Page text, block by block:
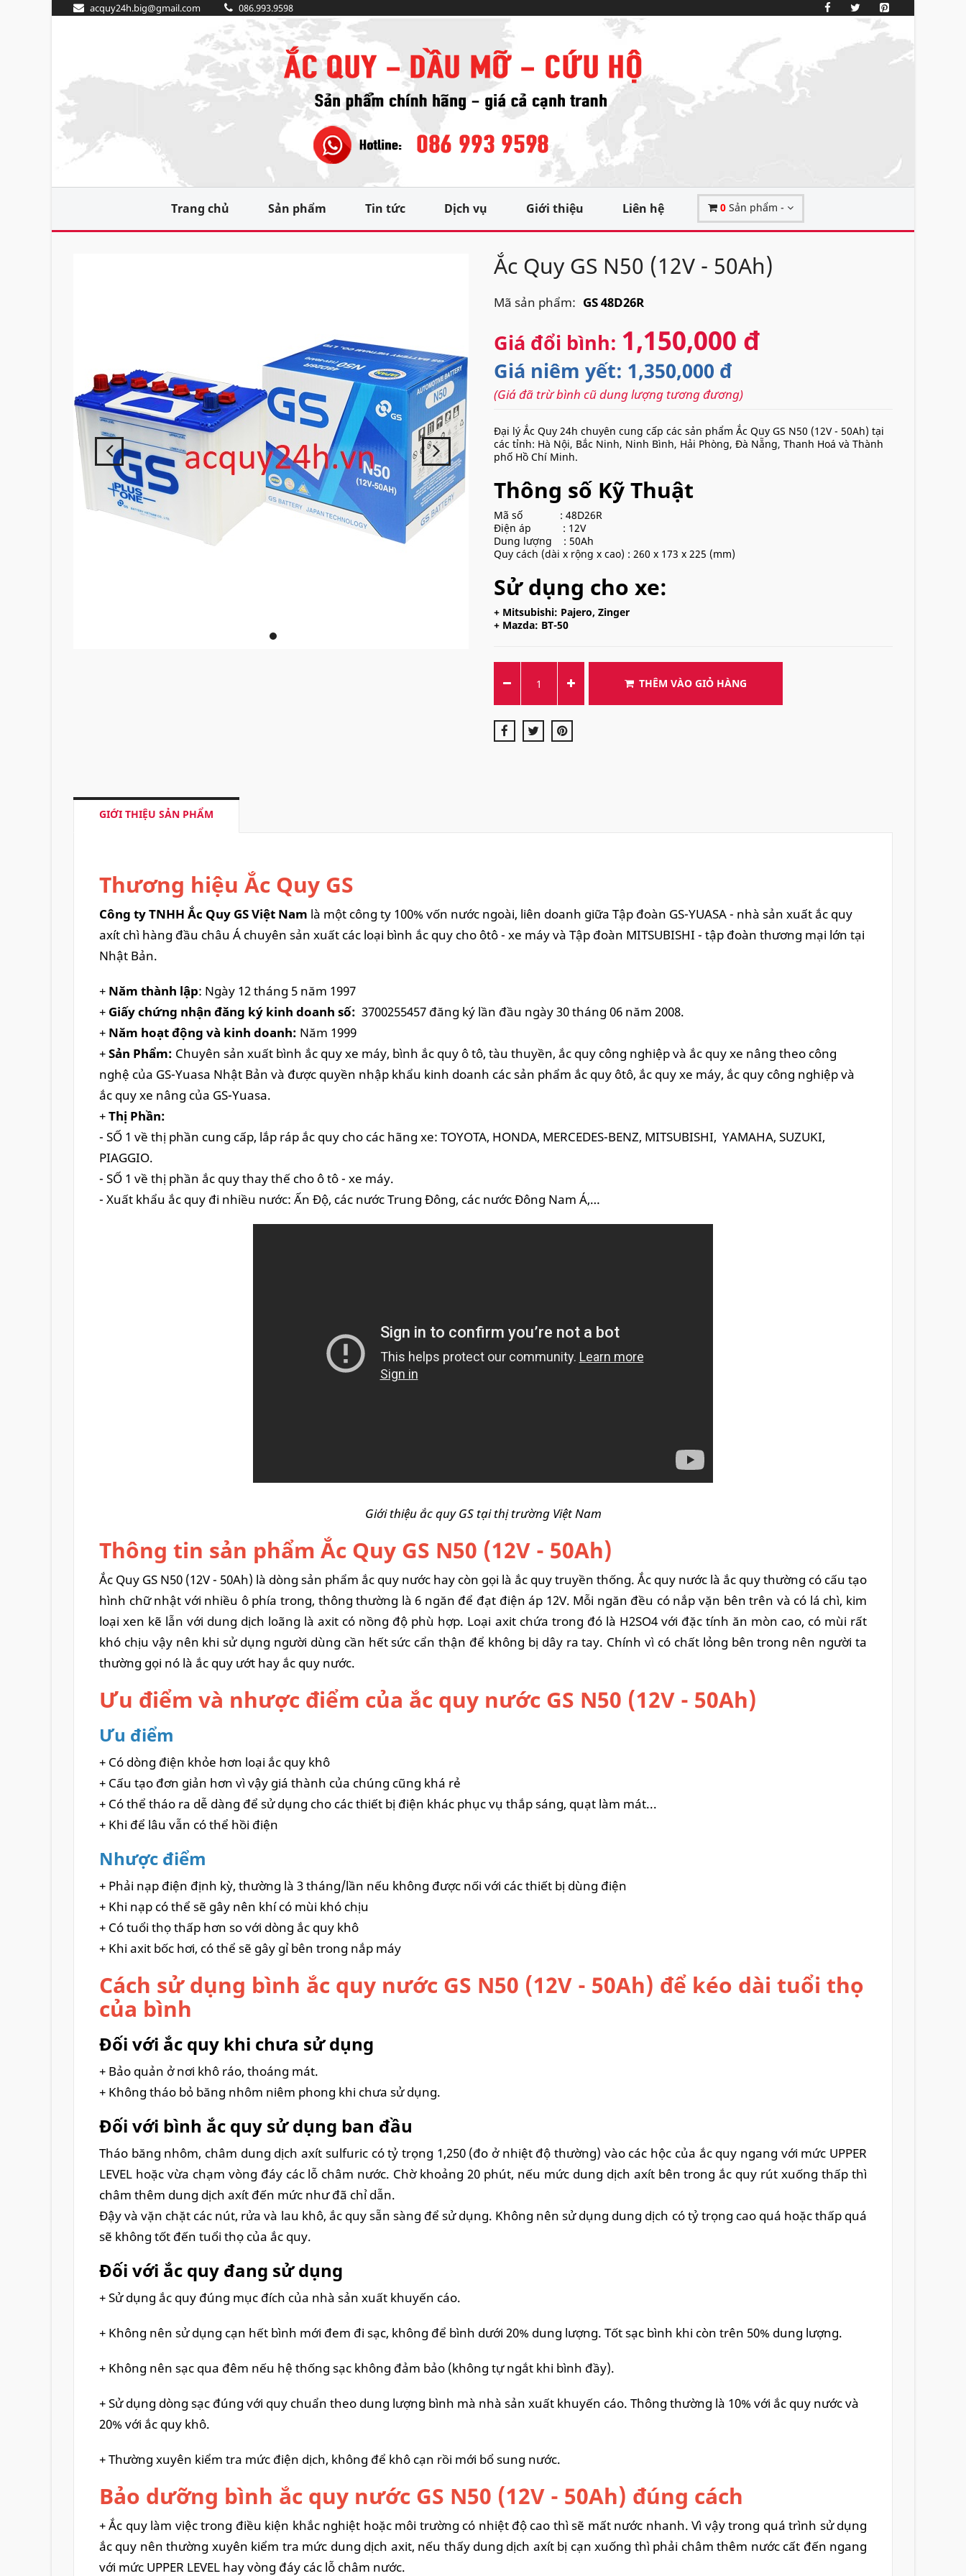
acquy24h.big@gmail.com 086.993.9598
Trang chủ Sản phẩm Tin tức Dịch vụ Giới thiệu Liên hệ 0Sản phẩm -
Ắc Quy GS N50 (12V - 50Ah)
Mã sản phẩm: GS 48D26R
Giá đổi bình: 1,150,000 đ
Giá niêm yết: 1,350,000 đ
(Giá đã trừ bình cũ dung lượng tương đương)
Đại lý Ắc Quy 24h chuyên cung cấp các sản phẩm Ắc Quy GS N50 (12V - 50Ah) tại
các tỉnh: Hà Nội, Bắc Ninh, Ninh Bình, Hải Phòng, Đà Nẵng, Thanh Hoá và Thành
phố Hồ Chí Minh.
Thông số Kỹ Thuật
Mã số : 48D26R
Điện áp : 12V
Dung lượng : 50Ah
Quy cách (dài x rộng x cao) : 260 x 173 x 225 (mm)
Sử dụng cho xe:
+ Mitsubishi: Pajero, Zinger
+ Mazda: BT-50
THÊM VÀO GIỎ HÀNG
GIỚI THIỆU SẢN PHẨM
Thương hiệu Ắc Quy GS
Công ty TNHH Ắc Quy GS Việt Nam là một công ty 100% vốn nước ngoài, liên doanh giữa Tập đoàn GS-YUASA - nhà sản xuất ắc quy
axít chì hàng đầu châu Á chuyên sản xuất các loại bình ắc quy cho ôtô - xe máy và Tập đoàn MITSUBISHI - tập đoàn thương mại lớn tại
Nhật Bản.
+ Năm thành lập: Ngày 12 tháng 5 năm 1997
+ Giấy chứng nhận đăng ký kinh doanh số: 3700255457 đăng ký lần đầu ngày 30 tháng 06 năm 2008.
+ Năm hoạt động và kinh doanh: Năm 1999
+Sản Phẩm: Chuyên sản xuất bình ắc quy xe máy, bình ắc quy ô tô, tàu thuyền, ắc quy công nghiệp và ắc quy xe nâng theo công
nghệ của GS-Yuasa Nhật Bản và được quyền nhập khẩu kinh doanh các sản phẩm ắc quy ôtô, ắc quy xe máy, ắc quy công nghiệp và
ắc quy xe nâng của GS-Yuasa.
+Thị Phần:
- SỐ 1 về thị phần cung cấp, lắp ráp ắc quy cho các hãng xe: TOYOTA, HONDA, MERCEDES-BENZ, MITSUBISHI, YAMAHA, SUZUKI,
PIAGGIO.
- SỐ 1 về thị phần ắc quy thay thế cho ô tô - xe máy.
- Xuất khẩu ắc quy đi nhiều nước: Ấn Độ, các nước Trung Đông, các nước Đông Nam Á,…
Giới thiệu ắc quy GS tại thị trường Việt Nam
Thông tin sản phẩm Ắc Quy GS N50 (12V - 50Ah)
Ắc Quy GS N50 (12V - 50Ah) là dòng sản phẩm ắc quy nước hay còn gọi là ắc quy truyền thống. Ắc quy nước là ắc quy thường có cấu tạo
hình chữ nhật với nhiều ô phía trong, thông thường là 6 ngăn để đạt điện áp 12V. Mỗi ngăn đều có nắp vặn bên trên và có lá chì, kim
loại xen kẽ lẫn với dung dịch loãng là axit có nồng độ phù hợp. Loại axit chứa trong đó là H2SO4 với đặc tính ăn mòn cao, có mùi rất
khó chịu vậy nên khi sử dụng người dùng cần hết sức cẩn thận để không bị dây ra tay. Chính vì có chất lỏng bên trong nên người ta
thường gọi nó là ắc quy ướt hay ắc quy nước.
Ưu điểm và nhược điểm của ắc quy nước GS N50 (12V - 50Ah)
Ưu điểm
+ Có dòng điện khỏe hơn loại ắc quy khô
+ Cấu tạo đơn giản hơn vì vậy giá thành của chúng cũng khá rẻ
+ Có thể tháo ra dễ dàng để sử dụng cho các thiết bị điện khác phục vụ thắp sáng, quạt làm mát...
+ Khi để lâu vẫn có thể hồi điện
Nhược điểm
+ Phải nạp điện định kỳ, thường là 3 tháng/lần nếu không được nối với các thiết bị dùng điện
+ Khi nạp có thể sẽ gây nên khí có mùi khó chịu
+ Có tuổi thọ thấp hơn so với dòng ắc quy khô
+ Khi axit bốc hơi, có thể sẽ gây gỉ bên trong nắp máy
Cách sử dụng bình ắc quy nước GS N50 (12V - 50Ah) để kéo dài tuổi thọ
của bình
Đối với ắc quy khi chưa sử dụng
+ Bảo quản ở nơi khô ráo, thoáng mát.
+ Không tháo bỏ băng nhôm niêm phong khi chưa sử dụng.
Đối với bình ắc quy sử dụng ban đầu
Tháo băng nhôm, châm dung dịch axít sulfuric có tỷ trọng 1,250 (đo ở nhiệt độ thường) vào các hộc của ắc quy ngang với mức UPPER
LEVEL hoặc vừa chạm vòng đáy các lỗ châm nước. Chờ khoảng 20 phút, nếu mức dung dịch axít bên trong ắc quy rút xuống thấp thì
châm thêm dung dịch axít đến mức như đã chỉ dẫn.
Đậy và vặn chặt các nút, rửa và lau khô, ắc quy sẵn sàng để sử dụng. Không nên sử dụng dung dịch có tỷ trọng cao quá hoặc thấp quá
sẽ không tốt đến tuổi thọ của ắc quy.
Đối với ắc quy đang sử dụng
+ Sử dụng ắc quy đúng mục đích của nhà sản xuất khuyến cáo.
+ Không nên sử dụng cạn hết bình mới đem đi sạc, không để bình dưới 20% dung lượng. Tốt sạc bình khi còn trên 50% dung lượng.
+ Không nên sạc qua đêm nếu hệ thống sạc không đảm bảo (không tự ngắt khi bình đầy).
+ Sử dụng dòng sạc đúng với quy chuẩn theo dung lượng bình mà nhà sản xuất khuyến cáo. Thông thường là 10% với ắc quy nước và
20% với ắc quy khô.
+ Thường xuyên kiểm tra mức điện dịch, không để khô cạn rồi mới bổ sung nước.
Bảo dưỡng bình ắc quy nước GS N50 (12V - 50Ah) đúng cách
+ Ắc quy làm việc trong điều kiện khắc nghiệt hoặc môi trường có nhiệt độ cao thì sẽ mất nước nhanh. Vì vậy trong quá trình sử dụng
ắc quy nên thường xuyên kiểm tra mức dung dịch axit, nếu thấy dung dịch axít bị cạn xuống thì phải châm thêm nước cất đến ngang
với mức UPPER LEVEL hay vòng đáy các lỗ châm nước.